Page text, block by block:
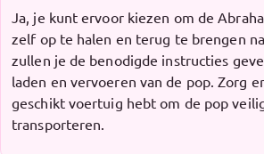
Ja, je kunt ervoor kiezen om de
zelf op te halen en terug te brengen
zullen je de benodigde instructies
laden en vervoeren van de pop. Zorg
geschikt voertuig hebt om de pop
transporteren.